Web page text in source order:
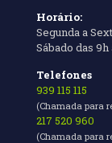
Horário:
Segunda a
Sábado das 9h
Telefones
939 115 115
(Chamada para
217 520 960
(Chamada para